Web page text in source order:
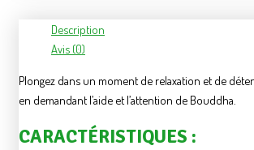
Description
Avis (0)
Plongez dans un moment de relaxation et de
en demandant l’aide et l’attention de Bouddha.
CARACTÉRISTIQUES :